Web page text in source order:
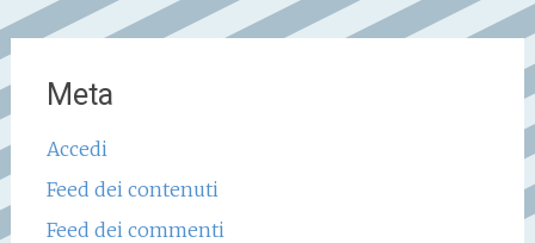
Meta
Accedi
Feed dei contenuti
Feed dei commenti